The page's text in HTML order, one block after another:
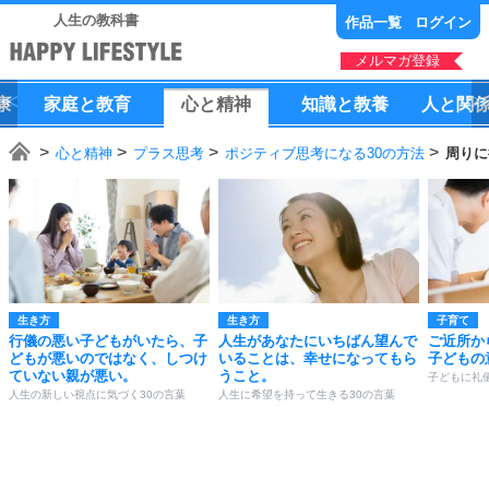
人生の教科書 作品一覧 ログイン
メルマガ登録
家庭と教育 心と精神 知識と教養 人 と 関
心と精神 プラス思考 ポジティブ思考になる30の方法 周り
生き方
行儀の悪い子どもがいたら、子
どもが悪いのではなく、しつけ
ていない親が悪い。
人生の新しい視点に気づく30の言葉
生き方
人生があなたにいちばん望んで
いることは、幸せになってもら
うこと。
人生に希望を持って生きる30の言葉
子育て
ご近所
子どもの
子どもに礼